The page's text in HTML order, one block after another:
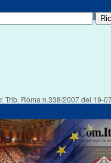
Trib. Roma n.338/2007 del 19-